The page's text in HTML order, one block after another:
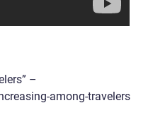
–
among-travelers